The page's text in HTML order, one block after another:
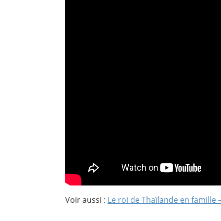
Voir aussi : Le roi de Thaïlande en famille